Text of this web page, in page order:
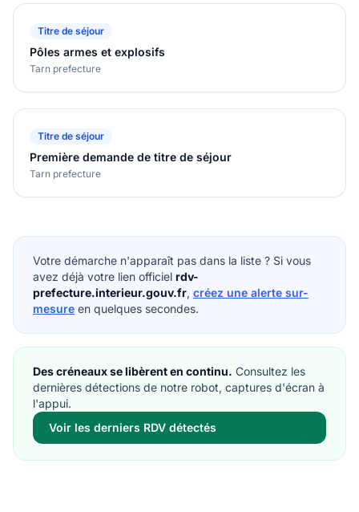
Titre de séjour
Pôles armes et explosifs
Tarn prefecture
Titre de séjour
Première demande de titre de séjour
Tarn prefecture
Votre démarche n'apparaît pas dans la liste ? Si vous
avez déjà votre lien officiel rdv-
prefecture.interieur.gouv.fr, créez une alerte sur-
mesure en quelques secondes.
Des créneaux se libèrent en continu. Consultez les
dernières détections de notre robot, captures d'écran à
l'appui.
Voir les derniers RDV détectés